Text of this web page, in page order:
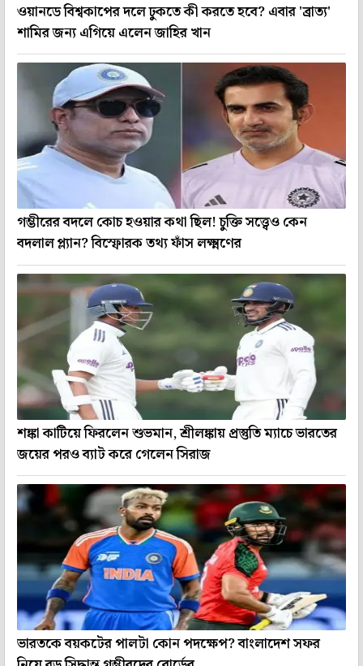
ওয়ানডে বিশ্বকাপের দলে ঢুকতে কী করতে হবে? এবার 'ব্রাত্য'
শামির জন্য এগিয়ে এলেন জাহির খান
গম্ভীরের বদলে কোচ হওয়ার কথা ছিল! চুক্তি সত্ত্বেও কেন
বদলাল প্ল্যান? বিস্ফোরক তথ্য ফাঁস লক্ষ্মণের
শঙ্কা কাটিয়ে ফিরলেন শুভমান, শ্রীলঙ্কায় প্রস্তুতি ম্যাচে ভারতের
জয়ের পরও ব্যাট করে গেলেন সিরাজ
ভারতকে বয়কটের পালটা কোন পদক্ষেপ? বাংলাদেশ সফর